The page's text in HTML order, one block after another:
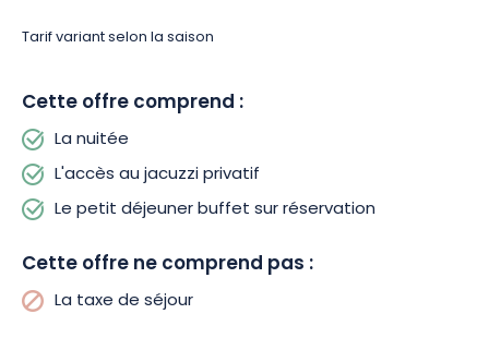
cependant que le petit-déjeuner buffet est accessible en
Un parking gratuit est mis à votre disposition pour faciliter
votre venue, ainsi qu’une borne de recharge pour véhicules
électriques.
Ėvadez-vous dans un endroit enchanteur, entre nature et
détente !
Tarif variant selon la saison
Cette offre comprend :
La nuitée
L'accès au jacuzzi privatif
Le petit déjeuner buffet sur réservation
Cette offre ne comprend pas :
La taxe de séjour